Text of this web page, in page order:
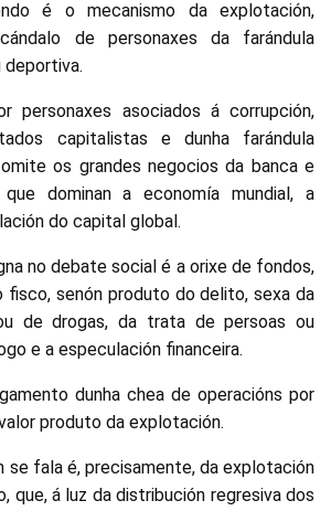
é o mecanismo da explotación,
de personaxes da farándula
personaxes asociados á corrupción,
capitalistas e dunha farándula
os grandes negocios da banca e
que dominan a economía mundial, a
do capital global.
no debate social é a orixe de fondos,
fisco, senón produto do delito, sexa da
de drogas, da trata de persoas ou
e a especulación financeira.
dunha chea de operacións por
produto da explotación.
se fala é, precisamente, da explotación
que, á luz da distribución regresiva dos